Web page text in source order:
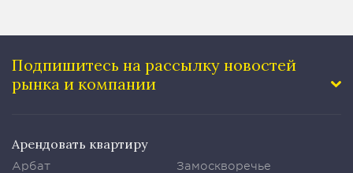
Подпишитесь на рассылку новостей
рынка и компании
Арендовать квартиру
Арбат
Замоскворечье